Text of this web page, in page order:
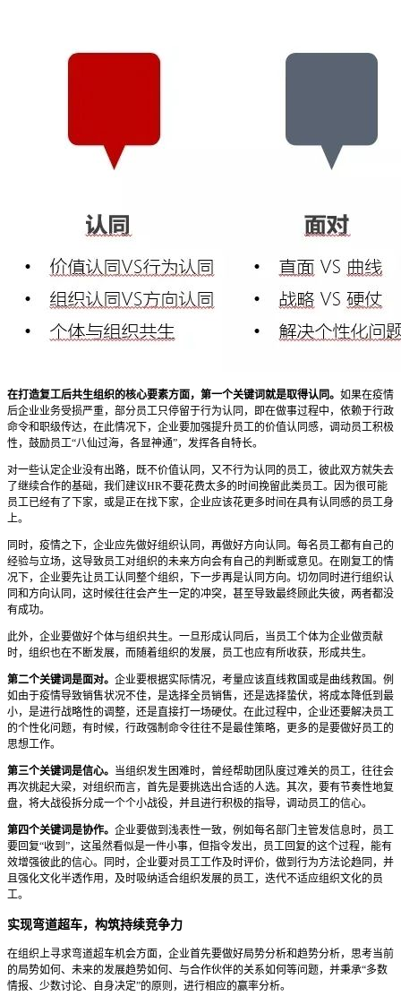
在打造复工后共生组织的核心要素方面，第一个关键词就是取得认同。 如果在疫情
后企业业务受损严重，部分员工只停留于行为认同，即在做事过程中，依赖于行政
命令和职级传达，在此情况下，企业要加强提升员工的价值认同感，调动员工积极
性，鼓励员工“八仙过海，各显神通”，发挥各自特长。
对一些认定企业没有出路，既不价值认同，又不行为认同的员工，彼此双方就失去
了继续合作的基础，我们建议HR不要花费太多的时间挽留此类员工。因为很可能
员工已经有了下家，或是正在找下家，企业应该花更多时间在具有认同感的员工身
上。
同时，疫情之下，企业应先做好组织认同，再做好方向认同。每名员工都有自己的
经验与立场，这导致员工对组织的未来方向会有自己的判断或意见。在刚复工的情
况下，企业要先让员工认同整个组织，下一步再是认同方向。切勿同时进行组织认
同和方向认同，这时候往往会产生一定的冲突，甚至导致最终顾此失彼，两者都没
有成功。
此外，企业要做好个体与组织共生。一旦形成认同后，当员工个体为企业做贡献
时，组织也在不断发展，而随着组织的发展，员工也应有所收获，形成共生。
第二个关键词是面对。 企业要根据实际情况，考量应该直线救国或是曲线救国。例
如由于疫情导致销售状况不佳，是选择全员销售，还是选择蛰伏，将成本降低到最
小，是进行战略性的调整，还是直接打一场硬仗。在此过程中，企业还要解决员工
的个性化问题，有时候，行政强制命令往往不是最佳策略，更多的是要做好员工的
思想工作。
第三个关键词是信心。 当组织发生困难时，曾经帮助团队度过难关的员工，往往会
再次挑起大梁，对组织而言，首先是要挑选出合适的人选。其次，要有节奏性地复
盘，将大战役拆分成一个个小战役，并且进行积极的指导，调动员工的信心。
第四个关键词是协作。 企业要做到浅表性一致，例如每名部门主管发信息时，员工
要回复“收到”，这虽然看似是一件小事，但指令发出，员工回复的这个过程，能有
效增强彼此的信心。同时，企业要对员工工作及时评价，做到行为方法论趋同，并
且强化文化半透作用，及时吸纳适合组织发展的员工，迭代不适应组织文化的员
工。
实现弯道超车，构筑持续竞争力
在组织上寻求弯道超车机会方面，企业首先要做好局势分析和趋势分析，思考当前
的局势如何、未来的发展趋势如何、与合作伙伴的关系如何等问题，并秉承“多数
情报、少数讨论、自身决定”的原则，进行相应的赢率分析。